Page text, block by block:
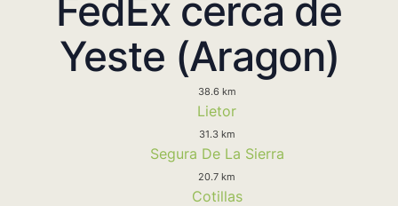
FedEx cerca de
Yeste (Aragon)
38.6 km
Lietor
31.3 km
Segura De La Sierra
20.7 km
Cotillas